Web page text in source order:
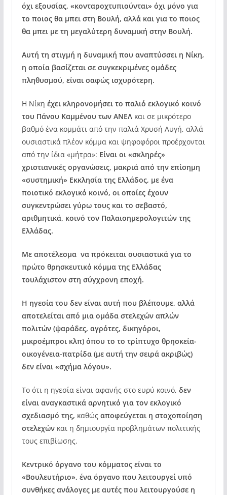
όχι εξουσίας, «κονταροχτυπιούνται» όχι μόνο για
το ποιος θα μπει στη Βουλή, αλλά και για το ποιος
θα μπει με τη μεγαλύτερη δυναμική στην Βουλή.
Αυτή τη στιγμή η δυναμική που αναπτύσσει η Νίκη,
η οποία βασίζεται σε συγκεκριμένες ομάδες
πληθυσμού, είναι σαφώς ισχυρότερη.
Η Νίκη έχει κληρονομήσει το παλιό εκλογικό κοινό
του Πάνου Καμμένου των ΑΝΕΛκαι σε μικρότερο
βαθμό ένα κομμάτι από την παλιά Χρυσή Αυγή, αλλά
ουσιαστικά πλέον κόμμα και ψηφοφόροι προέρχονται
από την ίδια «μήτρα»: Είναι οι «σκληρές»
χριστιανικές οργανώσεις, μακριά από την επίσημη
«συστημική» Εκκλησία της Ελλάδος, με ένα
ποιοτικό εκλογικό κοινό, οι οποίες έχουν
συγκεντρώσει γύρω τους και το σεβαστό,
αριθμητικά, κοινό τον Παλαιοημερολογιτών της
Ελλάδας.
Με αποτέλεσμα να πρόκειται ουσιαστικά για το
πρώτο θρησκευτικό κόμμα της Ελλάδας
τουλάχιστον στη σύγχρονη εποχή.
Η ηγεσία του δεν είναι αυτή που βλέπουμε, αλλά
αποτελείται από μια ομάδα στελεχών απλών
πολιτών (ψαράδες, αγρότες, δικηγόροι,
μικροέμπροι κλπ) όπου το το τρίπτυχο θρησκεία-
οικογένεια-πατρίδα (με αυτή την σειρά ακριβώς)
δεν είναι «σχήμα λόγου».
Το ότι η ηγεσία είναι αφανής στο ευρύ κοινό, δεν
είναι αναγκαστικά αρνητικό για τον εκλογικό
σχεδιασμό της, καθώς αποφεύγεται η στοχοποίηση
στελεχώνκαι η δημιουργία προβλημάτων πολιτικής
τους επιβίωσης.
Κεντρικό όργανο του κόμματος είναι το
«Βουλευτήριο», ένα όργανο που λειτουργεί υπό
συνθήκες ανάλογες με αυτές που λειτουργούσε η